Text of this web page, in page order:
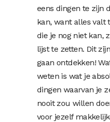
eens dingen te zijn
kan, want alles valt
die je nog niet kan,
lijst te zetten. Dit
gaan ontdekken!
weten is wat je
dingen waarvan je
nooit zou willen
voor jezelf